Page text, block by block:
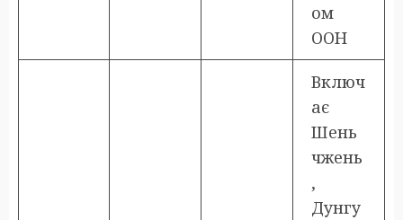
ом
ООН
Включ
ає
Шень
чжень
,
Дунгу